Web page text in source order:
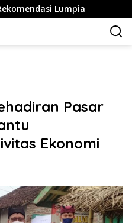
Panduan Wisata
Pasar
Ekonomi